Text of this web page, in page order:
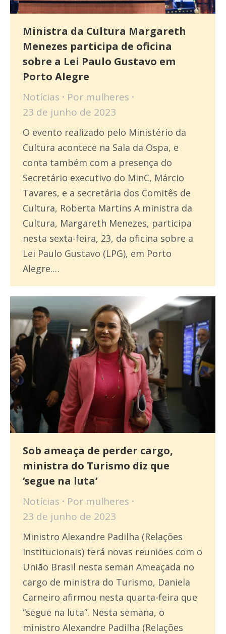
Ministra da Cultura Margareth
Menezes participa de oficina
sobre a Lei Paulo Gustavo em
Porto Alegre
Notícias Por mulheres
23 de junho de 2023
O evento realizado pelo Ministério da
Cultura acontece na Sala da Ospa, e
conta também com a presença do
Secretário executivo do MinC, Márcio
Tavares, e a secretária dos Comitês de
Cultura, Roberta Martins A ministra da
Cultura, Margareth Menezes, participa
nesta sexta-feira, 23, da oficina sobre a
Lei Paulo Gustavo (LPG), em Porto
Alegre.…
Sob ameaça de perder cargo,
ministra do Turismo diz que
‘segue na luta’
Notícias Por mulheres
23 de junho de 2023
Ministro Alexandre Padilha (Relações
Institucionais) terá novas reuniões com o
União Brasil nesta seman Ameaçada no
cargo de ministra do Turismo, Daniela
Carneiro afirmou nesta quarta-feira que
“segue na luta”. Nesta semana, o
ministro Alexandre Padilha (Relações